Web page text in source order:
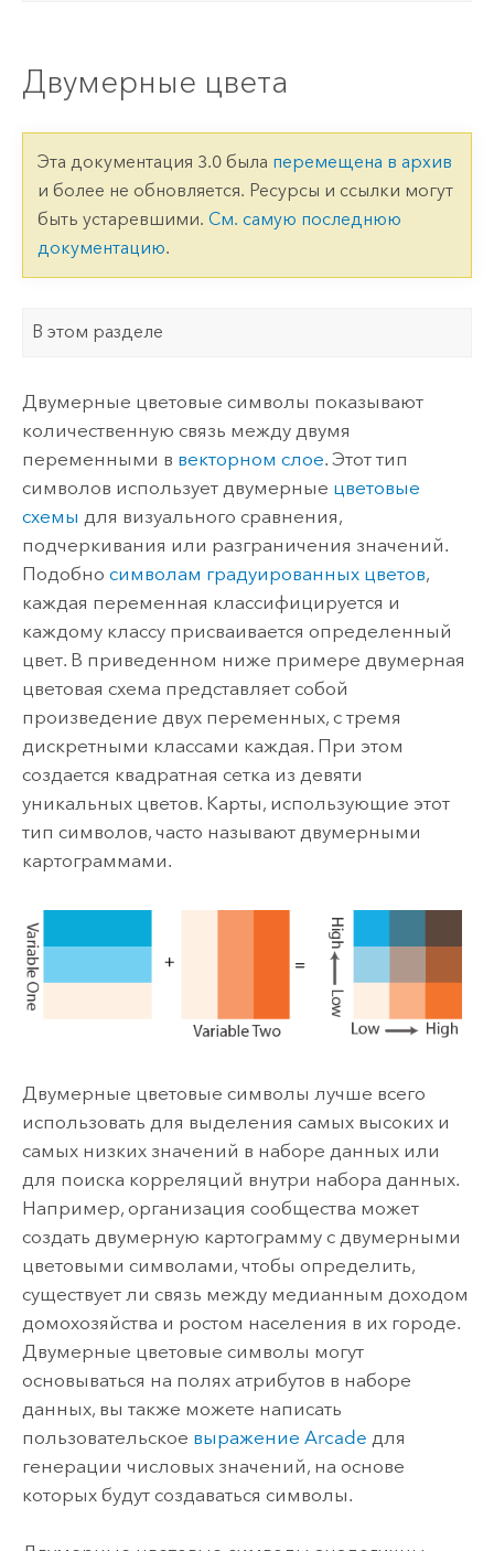
Двумерные цвета
Эта документация 3.0 была перемещена в архив
и более не обновляется. Ресурсы и ссылки могут
быть устаревшими. См. самую последнюю
документацию.
В этом разделе
Двумерные цветовые символы показывают
количественную связь между двумя
переменными в векторном слое. Этот тип
символов использует двумерные цветовые
схемы для визуального сравнения,
подчеркивания или разграничения значений.
Подобно символам градуированных цветов,
каждая переменная классифицируется и
каждому классу присваивается определенный
цвет. В приведенном ниже примере двумерная
цветовая схема представляет собой
произведение двух переменных, с тремя
дискретными классами каждая. При этом
создается квадратная сетка из девяти
уникальных цветов. Карты, использующие этот
тип символов, часто называют двумерными
картограммами.
Двумерные цветовые символы лучше всего
использовать для выделения самых высоких и
самых низких значений в наборе данных или
для поиска корреляций внутри набора данных.
Например, организация сообщества может
создать двумерную картограмму с двумерными
цветовыми символами, чтобы определить,
существует ли связь между медианным доходом
домохозяйства и ростом населения в их городе.
Двумерные цветовые символы могут
основываться на полях атрибутов в наборе
данных, вы также можете написать
пользовательское выражение Arcade для
генерации числовых значений, на основе
которых будут создаваться символы.